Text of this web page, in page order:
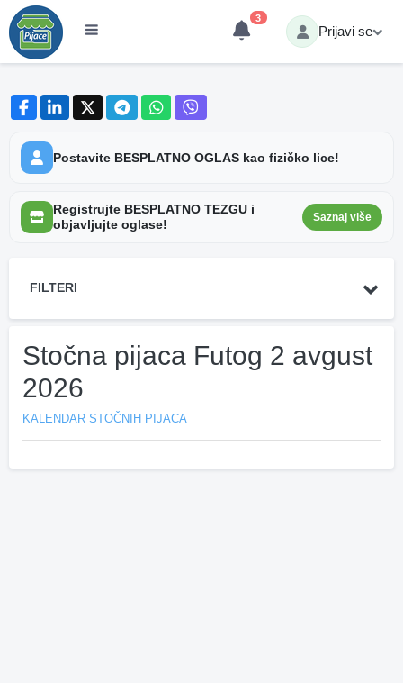
3
Prijavi se
Postavite BESPLATNO OGLAS kao fizičko lice!
Registrujte BESPLATNO TEZGU i
objavljujte oglase!
Saznaj više
FILTERI
Stočna pijaca Futog 2 avgust
2026
KALENDAR STOČNIH PIJACA